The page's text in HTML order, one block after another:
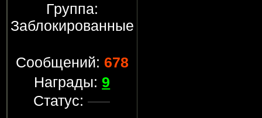
Группа:
Заблокированные
Сообщений: 678
Награды:9
Статус: